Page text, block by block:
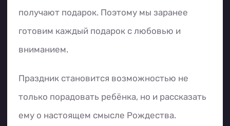
получают подарок. Поэтому мы заранее
готовим каждый подарок с любовью и
вниманием.
Праздник становится возможностью не
только порадовать ребёнка, но и рассказать
ему о настоящем смысле Рождества.